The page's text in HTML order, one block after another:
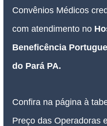
Convênios Médicos
com atendimento no
Beneficência
do Pará PA.
Confira na página à
Preço das Operadoras